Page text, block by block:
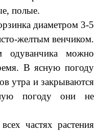
полые.
диаметром 3-5
желтым венчиком.
одуванчика можно
В ясную погоду
утра и закрываются
погоду они не
частях растения